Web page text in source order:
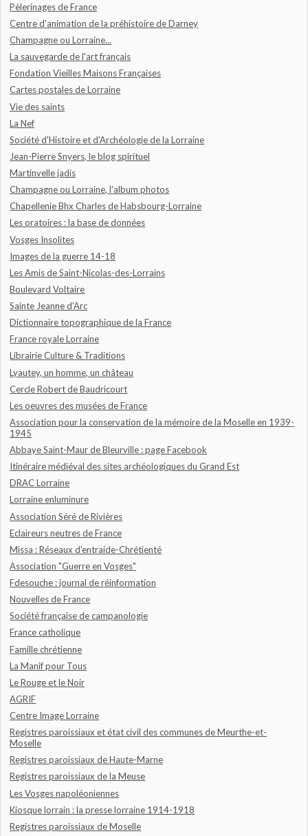
Pèlerinages de France
Centre d'animation de la préhistoire de Darney
Champagne ou Lorraine...
La sauvegarde de l'art français
Fondation Vieilles Maisons Françaises
Cartes postales de Lorraine
Vie des saints
La Nef
Société d'Histoire et d'Archéologie de la Lorraine
Jean-Pierre Snyers, le blog spirituel
Martinvelle jadis
Champagne ou Lorraine, l'album photos
Chapellenie Bhx Charles de Habsbourg-Lorraine
Les oratoires : la base de données
Vosges Insolites
Images de la guerre 14-18
Les Amis de Saint-Nicolas-des-Lorrains
Boulevard Voltaire
Sainte Jeanne d'Arc
Dictionnaire topographique de la France
France royale Lorraine
Librairie Culture & Traditions
Lyautey, un homme, un château
Cercle Robert de Baudricourt
Les oeuvres des musées de France
Association pour la conservation de la mémoire de la Moselle en 1939-
1945
Abbaye Saint-Maur de Bleurville : page Facebook
Itinéraire médiéval des sites archéologiques du Grand Est
DRAC Lorraine
Lorraine enluminure
Association Séré de Rivières
Eclaireurs neutres de France
Missa : Réseaux d'entraide-Chrétienté
Association "Guerre en Vosges"
Fdesouche : journal de réinformation
Nouvelles de France
Société française de campanologie
France catholique
Famille chrétienne
La Manif pour Tous
Le Rouge et le Noir
AGRIF
Centre Image Lorraine
Registres paroissiaux et état civil des communes de Meurthe-et-
Moselle
Registres paroissiaux de Haute-Marne
Registres paroissiaux de la Meuse
Les Vosges napoléoniennes
Kiosque lorrain : la presse lorraine 1914-1918
Registres paroissiaux de Moselle